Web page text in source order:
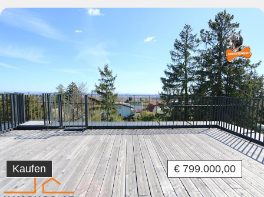
Kaufen € 799.000,00